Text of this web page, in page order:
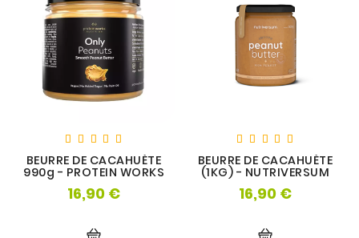
BEURRE DE CACAHUÈTE
990g - PROTEIN WORKS
16,90 €Prix
BEURRE DE CACAHUÈTE
(1KG) - NUTRIVERSUM
16,90 €Prix